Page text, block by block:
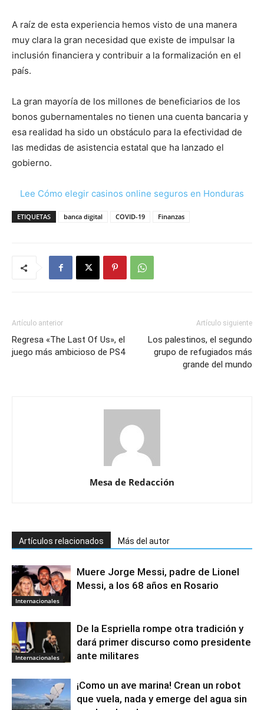
A raíz de esta experiencia hemos visto de una manera
muy clara la gran necesidad que existe de impulsar la
inclusión financiera y contribuir a la formalización en el
país.
La gran mayoría de los millones de beneficiarios de los
bonos gubernamentales no tienen una cuenta bancaria y
esa realidad ha sido un obstáculo para la efectividad de
las medidas de asistencia estatal que ha lanzado el
gobierno.
Lee Cómo elegir casinos online seguros en Honduras
ETIQUETAS banca digital COVID-19 Finanzas
Artículo anterior
Regresa «The Last Of Us», el
juego más ambicioso de PS4
Artículo siguiente
Los palestinos, el segundo
grupo de refugiados más
grande del mundo
Mesa de Redacción
Artículos relacionados Más del autor
Internacionales
Muere Jorge Messi, padre de Lionel
Messi, a los 68 años en Rosario
Internacionales
De la Espriella rompe otra tradición y
dará primer discurso como presidente
ante militares
¡Como un ave marina! Crean un robot
que vuela, nada y emerge del agua sin